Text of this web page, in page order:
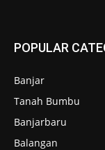
POPULAR
Banjar
Tanah Bumbu
Banjarbaru
Balangan